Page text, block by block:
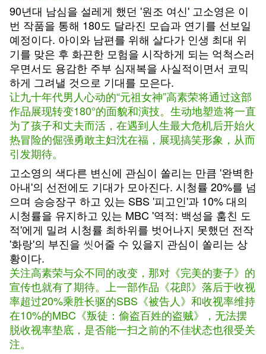
90년대 남심을 설레게 했던 '원조 여신' 고소영은 이
번 작품을 통해 180도 달라진 모습과 연기를 선보일
예정이다. 아이와 남편를 위해 살다가 인생 최대 위
기를 맞은 후 화끈한 모험을 시작하게 되는 억척스러
우면서도 용감한 주부 심재복을 사실적이면서 코믹
하게 그려낼 것으로 기대를 모은다.
让九十年代男人心动的“元祖女神”高素荣将通过这部
作品展现转变180°的面貌和演技。生动地塑造将一直
为了孩子和丈夫而活，在遇到人生最大危机后开始火
热冒险的倔强勇敢主妇沈在福，展现搞笑形象，从而
引发期待。
고소영의 색다른 변신에 관심이 쏠리는 만큼 '완벽한
아내'의 선전에도 기대가 모아진다. 시청률 20%를 넘
으며 승승장구 하고 있는 SBS '피고인'과 10% 대의
시청률을 유지하고 있는 MBC '역적: 백성을 훔친 도
적'에게 밀려 시청률 최하위를 벗어나지 못했던 전작
'화랑'의 부진을 씻어줄 수 있을지 관심이 쏠리는 상
황이다.
关注高素荣与众不同的改变，那对《完美的妻子》的
宣传也就有了期待。上一部作品《花郎》落后于收视
率超过20%乘胜长驱的SBS《被告人》和收视率维持
在10%的MBC《叛徒：偷盗百姓的盗贼》，无法摆
脱收视率垫底，是否能一扫之前的不佳状态也很受关
注。